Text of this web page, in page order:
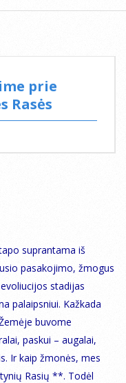
prie
Rasės
suprantama iš
pasakojimo, žmogus
stadijas
palaipsniui. Kažkada
buvome
paskui – augalai,
Ir kaip žmonės, mes
Rasių **. Todėl